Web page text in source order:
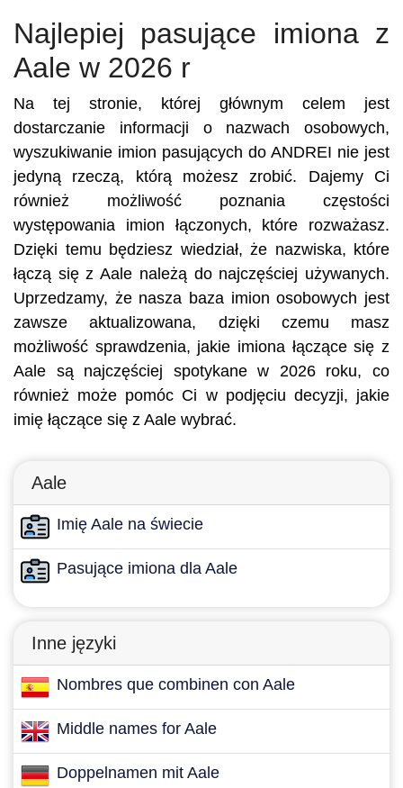
Najlepiej pasujące imiona z
Aale w 2026 r
Na tej stronie, której głównym celem jest
dostarczanie informacji o nazwach osobowych,
wyszukiwanie imion pasujących do ANDREI nie jest
jedyną rzeczą, którą możesz zrobić. Dajemy Ci
również możliwość poznania częstości
występowania imion łączonych, które rozważasz.
Dzięki temu będziesz wiedział, że nazwiska, które
łączą się z Aale należą do najczęściej używanych.
Uprzedzamy, że nasza baza imion osobowych jest
zawsze aktualizowana, dzięki czemu masz
możliwość sprawdzenia, jakie imiona łączące się z
Aale są najczęściej spotykane w 2026 roku, co
również może pomóc Ci w podjęciu decyzji, jakie
imię łączące się z Aale wybrać.
Aale
Imię Aale na świecie
Pasujące imiona dla Aale
Inne języki
Nombres que combinen con Aale
Middle names for Aale
Doppelnamen mit Aale